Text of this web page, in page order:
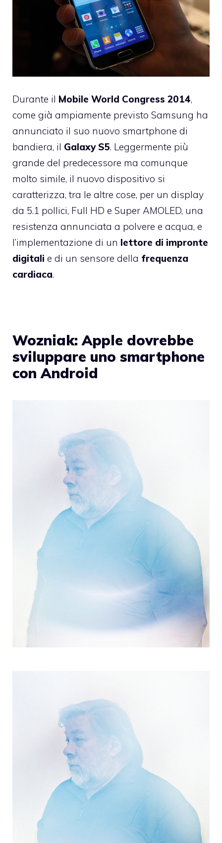
Durante il Mobile World Congress 2014,
come già ampiamente previsto Samsung ha
annunciato il suo nuovo smartphone di
bandiera, il Galaxy S5. Leggermente più
grande del predecessore ma comunque
molto simile, il nuovo dispositivo si
caratterizza, tra le altre cose, per un display
da 5.1 pollici, Full HD e Super AMOLED, una
resistenza annunciata a polvere e acqua, e
l’implementazione di un lettore di impronte
digitali e di un sensore della frequenza
cardiaca.
Wozniak: Apple dovrebbe
sviluppare uno smartphone
con Android